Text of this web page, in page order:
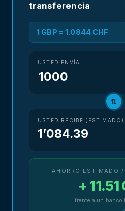
transferencia
1 GBP = 1.0844 CHF
USTED ENVÍA
⇅
USTED RECIBE (ESTIMADO)
1’084.39
AHORRO ESTIMADO
+ 11.51
frente a un banco